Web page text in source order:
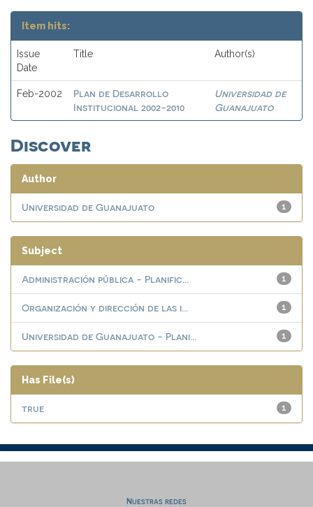
Item hits:
Issue
Date
Title Author(s)
Feb-2002
Plan de Desarrollo
Institucional 2002-2010
Universidad de
Guanajuato
Discover
Author
1
Universidad de Guanajuato
Subject
1
Administración pública - Planific...
1
Organización y dirección de las i...
1
Universidad de Guanajuato - Plani...
Has File(s)
1
true
Nuestras redes